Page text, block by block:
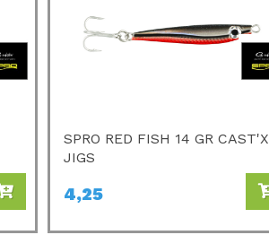
SPRO RED FISH 14 GR CAST'X
JIGS
4,25